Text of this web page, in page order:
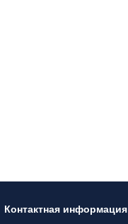
Контактная информация